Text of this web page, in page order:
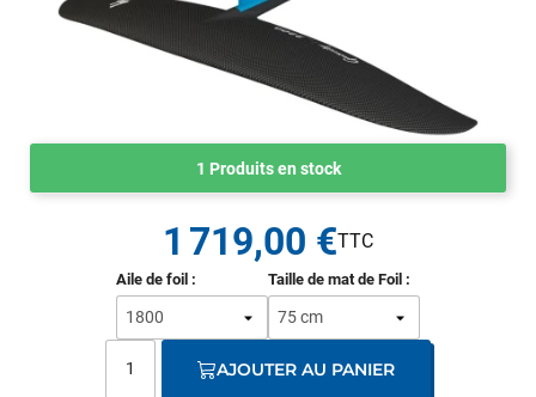
1 Produits en stock
Aile de foil : Taille de mat de Foil :
1 719,00 €
AJOUTER AU PANIER